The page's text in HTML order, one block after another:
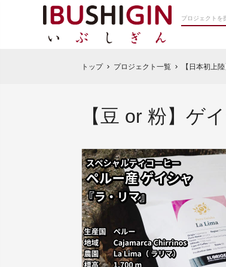
トップ chevron_right プロジェクト一覧 chevron_right 【日本初上
【豆 or 粉】ゲ